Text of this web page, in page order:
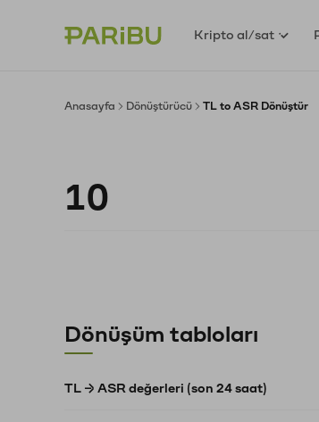
Kripto al/sat
Anasayfa Dönüştürücü TL to ASR Dönüştür
Dönüşüm tabloları
TL → ASR değerleri (son 24 saat)